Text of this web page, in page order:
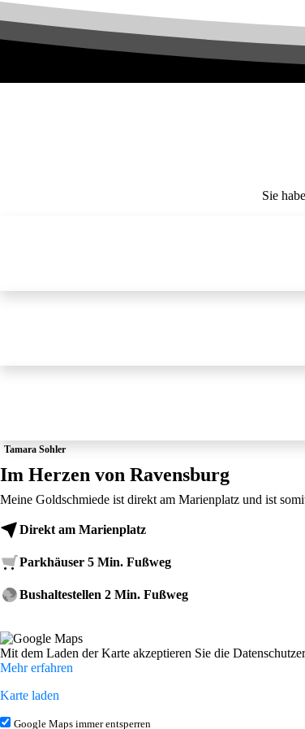
Sie
Tamara Sohler
Im Herzen von Ravensburg
Meine Goldschmiede ist direkt am Marienplatz und ist
Direkt am Marienplatz
Parkhäuser 5 Min. Fußweg
Bushaltestellen 2 Min. Fußweg
Mit dem Laden der Karte akzeptieren Sie die
Mehr erfahren
Karte laden
Google Maps immer entsperren